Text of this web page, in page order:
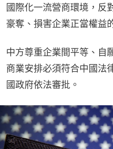
國際化一流營商環境，反
豪奪、損害企業正當權益
中方尊重企業間平等、自
商業安排必須符合中國法
國政府依法審批。